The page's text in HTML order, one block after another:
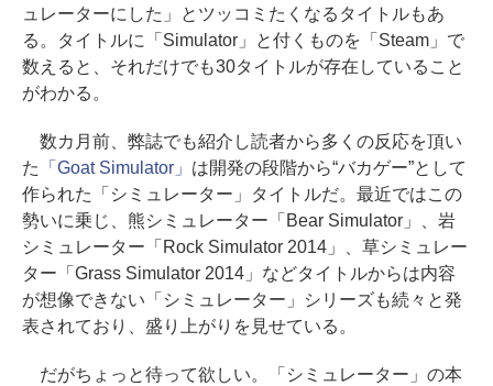
ュレーターにした」とツッコミたくなるタイトルもあ
る。タイトルに「Simulator」と付くものを「Steam」で
数えると、それだけでも30タイトルが存在していること
がわかる。
数カ月前、弊誌でも紹介し読者から多くの反応を頂い
た
「Goat Simulator」 は開発の段階から“バカゲー”として
作られた「シミュレーター」タイトルだ。最近ではこの
勢いに乗じ、熊シミュレーター「Bear Simulator」、岩
シミュレーター「Rock Simulator 2014」、草シミュレー
ター「Grass Simulator 2014」などタイトルからは内容
が想像できない「シミュレーター」シリーズも続々と発
表されており、盛り上がりを見せている。
だがちょっと待って欲しい。「シミュレーター」の本